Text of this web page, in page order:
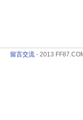
留言交流 - 2013